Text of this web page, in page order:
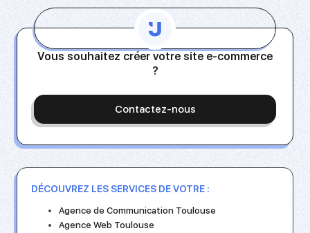
Vous souhaitez créer votre site e-commerce
?
Contactez-nous
DÉCOUVREZ LES SERVICES DE VOTRE :
Agence de Communication Toulouse
Agence Web Toulouse